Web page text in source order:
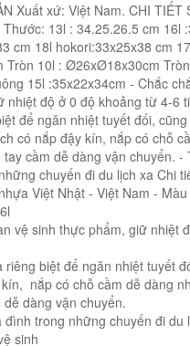
Xuất xứ: Việt Nam. CHI TIẾT
13l : 34.25.26.5 cm 16l
cm 18l hokori:33x25x38 cm
Tròn 10l : Ø26xØ18x30cm
15l :35x22x34cm - Chắc
nhiệt độ ở 0 độ khoảng từ 4-6
để ngăn nhiệt tuyết đối,
có nắp đậy kín, nắp có chỗ
cầm dễ dàng vận chuyển. -
chuyến đi du lịch xa Chi
Việt Nhật - Việt Nam -
vệ sinh thực phẩm, giữ nhiệt
riêng biệt để ngăn nhiệt tuyết
nắp có chỗ cầm dễ dàng
dàng vận chuyển.
trong những chuyến đi du
sinh